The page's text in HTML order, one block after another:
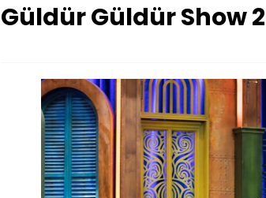
Güldür Güldür Show